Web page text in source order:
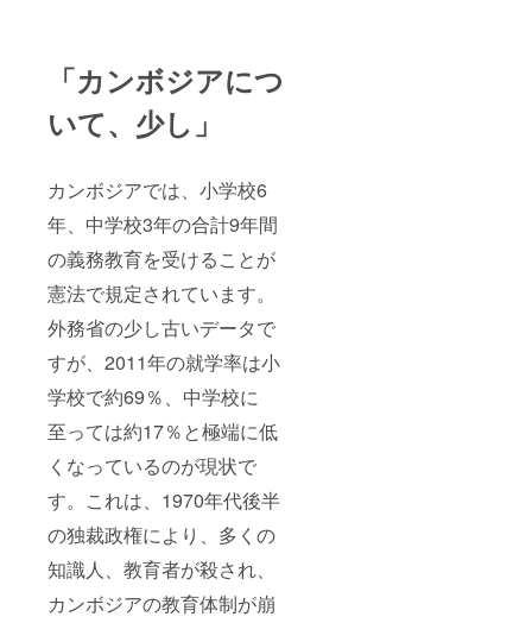
「カンボジアにつ
いて、少し」
カンボジアでは、小学校6
年、中学校3年の合計9年間
の義務教育を受けることが
憲法で規定されています。
外務省の少し古いデータで
すが、2011年の就学率は小
学校で約69％、中学校に
至っては約17％と極端に低
くなっているのが現状で
す。これは、1970年代後半
の独裁政権により、多くの
知識人、教育者が殺され、
カンボジアの教育体制が崩